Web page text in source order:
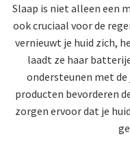
Slaap is niet alleen een
ook cruciaal voor de
vernieuwt je huid zich,
laadt ze haar
ondersteunen met
producten bevorderen
zorgen ervoor dat je